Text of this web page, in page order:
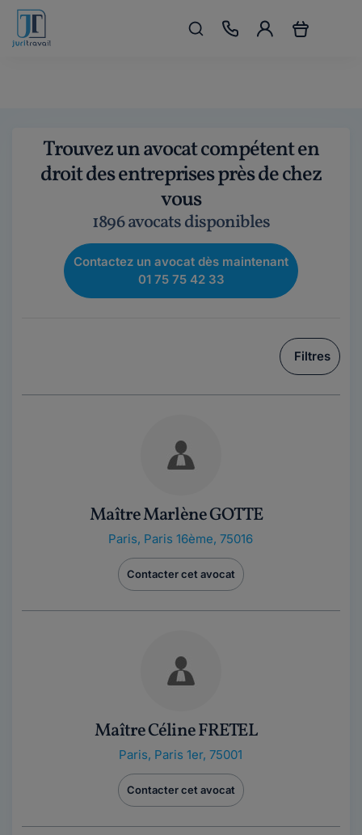
Trouvez un avocat compétent en
droit des entreprises près de chez
vous
1896 avocats disponibles
Contactez un avocat dès maintenant
01 75 75 42 33
Filtres
Maître Marlène GOTTE
Paris, Paris 16ème, 75016
Contacter cet avocat
Maître Céline FRETEL
Paris, Paris 1er, 75001
Contacter cet avocat